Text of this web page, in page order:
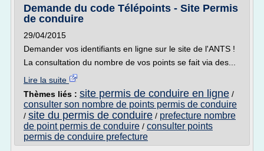
Demande du code Télépoints - Site Permis
de conduire
29/04/2015
Demander vos identifiants en ligne sur le site de l'ANTS !
La consultation du nombre de vos points se fait via des...
Lire la suite
Thèmes liés : site permis de conduire en ligne /
consulter son nombre de points permis de conduire
/ site du permis de conduire / prefecture nombre
de point permis de conduire / consulter points
permis de conduire prefecture